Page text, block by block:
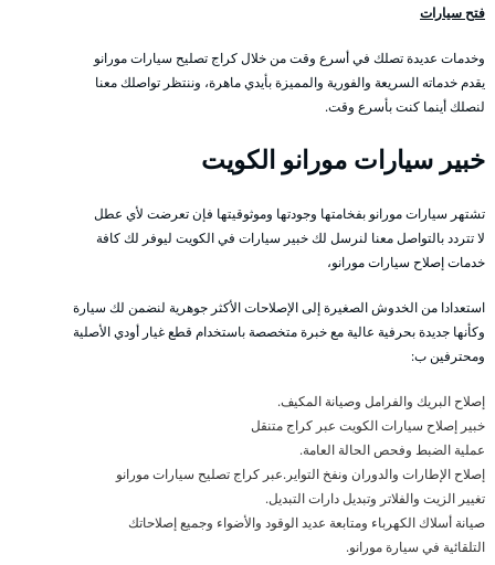
فتح سيارات
وخدمات عديدة تصلك في أسرع وقت من خلال كراج تصليح سيارات مورانو
يقدم خدماته السريعة والفورية والمميزة بأيدي ماهرة، وننتظر تواصلك معنا
لنصلك أينما كنت بأسرع وقت.
خبير سيارات مورانو الكويت
تشتهر سيارات مورانو بفخامتها وجودتها وموثوقيتها فإن تعرضت لأي عطل
لا تتردد بالتواصل معنا لنرسل لك خبير سيارات في الكويت ليوفر لك كافة
خدمات إصلاح سيارات مورانو،
استعدادا من الخدوش الصغيرة إلى الإصلاحات الأكثر جوهرية لنضمن لك سيارة
وكأنها جديدة بحرفية عالية مع خبرة متخصصة باستخدام قطع غيار أودي الأصلية
ومحترفين ب:
إصلاح البريك والفرامل وصيانة المكيف.
خبير إصلاح سيارات الكويت عبر كراج متنقل
عملية الضبط وفحص الحالة العامة.
إصلاح الإطارات والدوران ونفخ التواير.عبر كراج تصليح سيارات مورانو
تغيير الزيت والفلاتر وتبديل دارات التبديل.
صيانة أسلاك الكهرباء ومتابعة عديد الوقود والأضواء وجميع إصلاحاتك
التلقائية في سيارة مورانو.